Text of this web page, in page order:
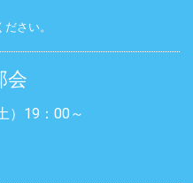
さい。
会
）19：00～